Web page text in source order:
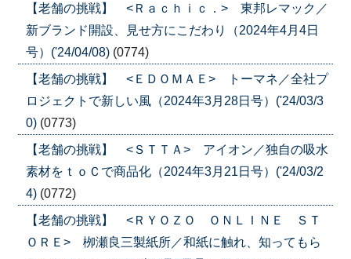
【老舗の挑戦】 <Ｒａｃｈｉｃ．> 東邦レマック／
新ブランド開設、見せ方にこだわり（2024年4月4日
号）('24/04/08) (0774)
【老舗の挑戦】 <ＥＤＯＭＡＥ> トーマネ／全社プ
ロジェクトで新しい風（2024年3月28日号）('24/03/3
0) (0773)
【老舗の挑戦】 <ＳＴＴＡ> アイオン／独自の吸水
素材をｔｏＣで商品化（2024年3月21日号）('24/03/2
4) (0772)
【老舗の挑戦】 <ＲＹＯＺＯ ＯＮＬＩＮＥ ＳＴ
ＯＲＥ> 栁瀬良三製紙所／和紙に触れ、知ってもら